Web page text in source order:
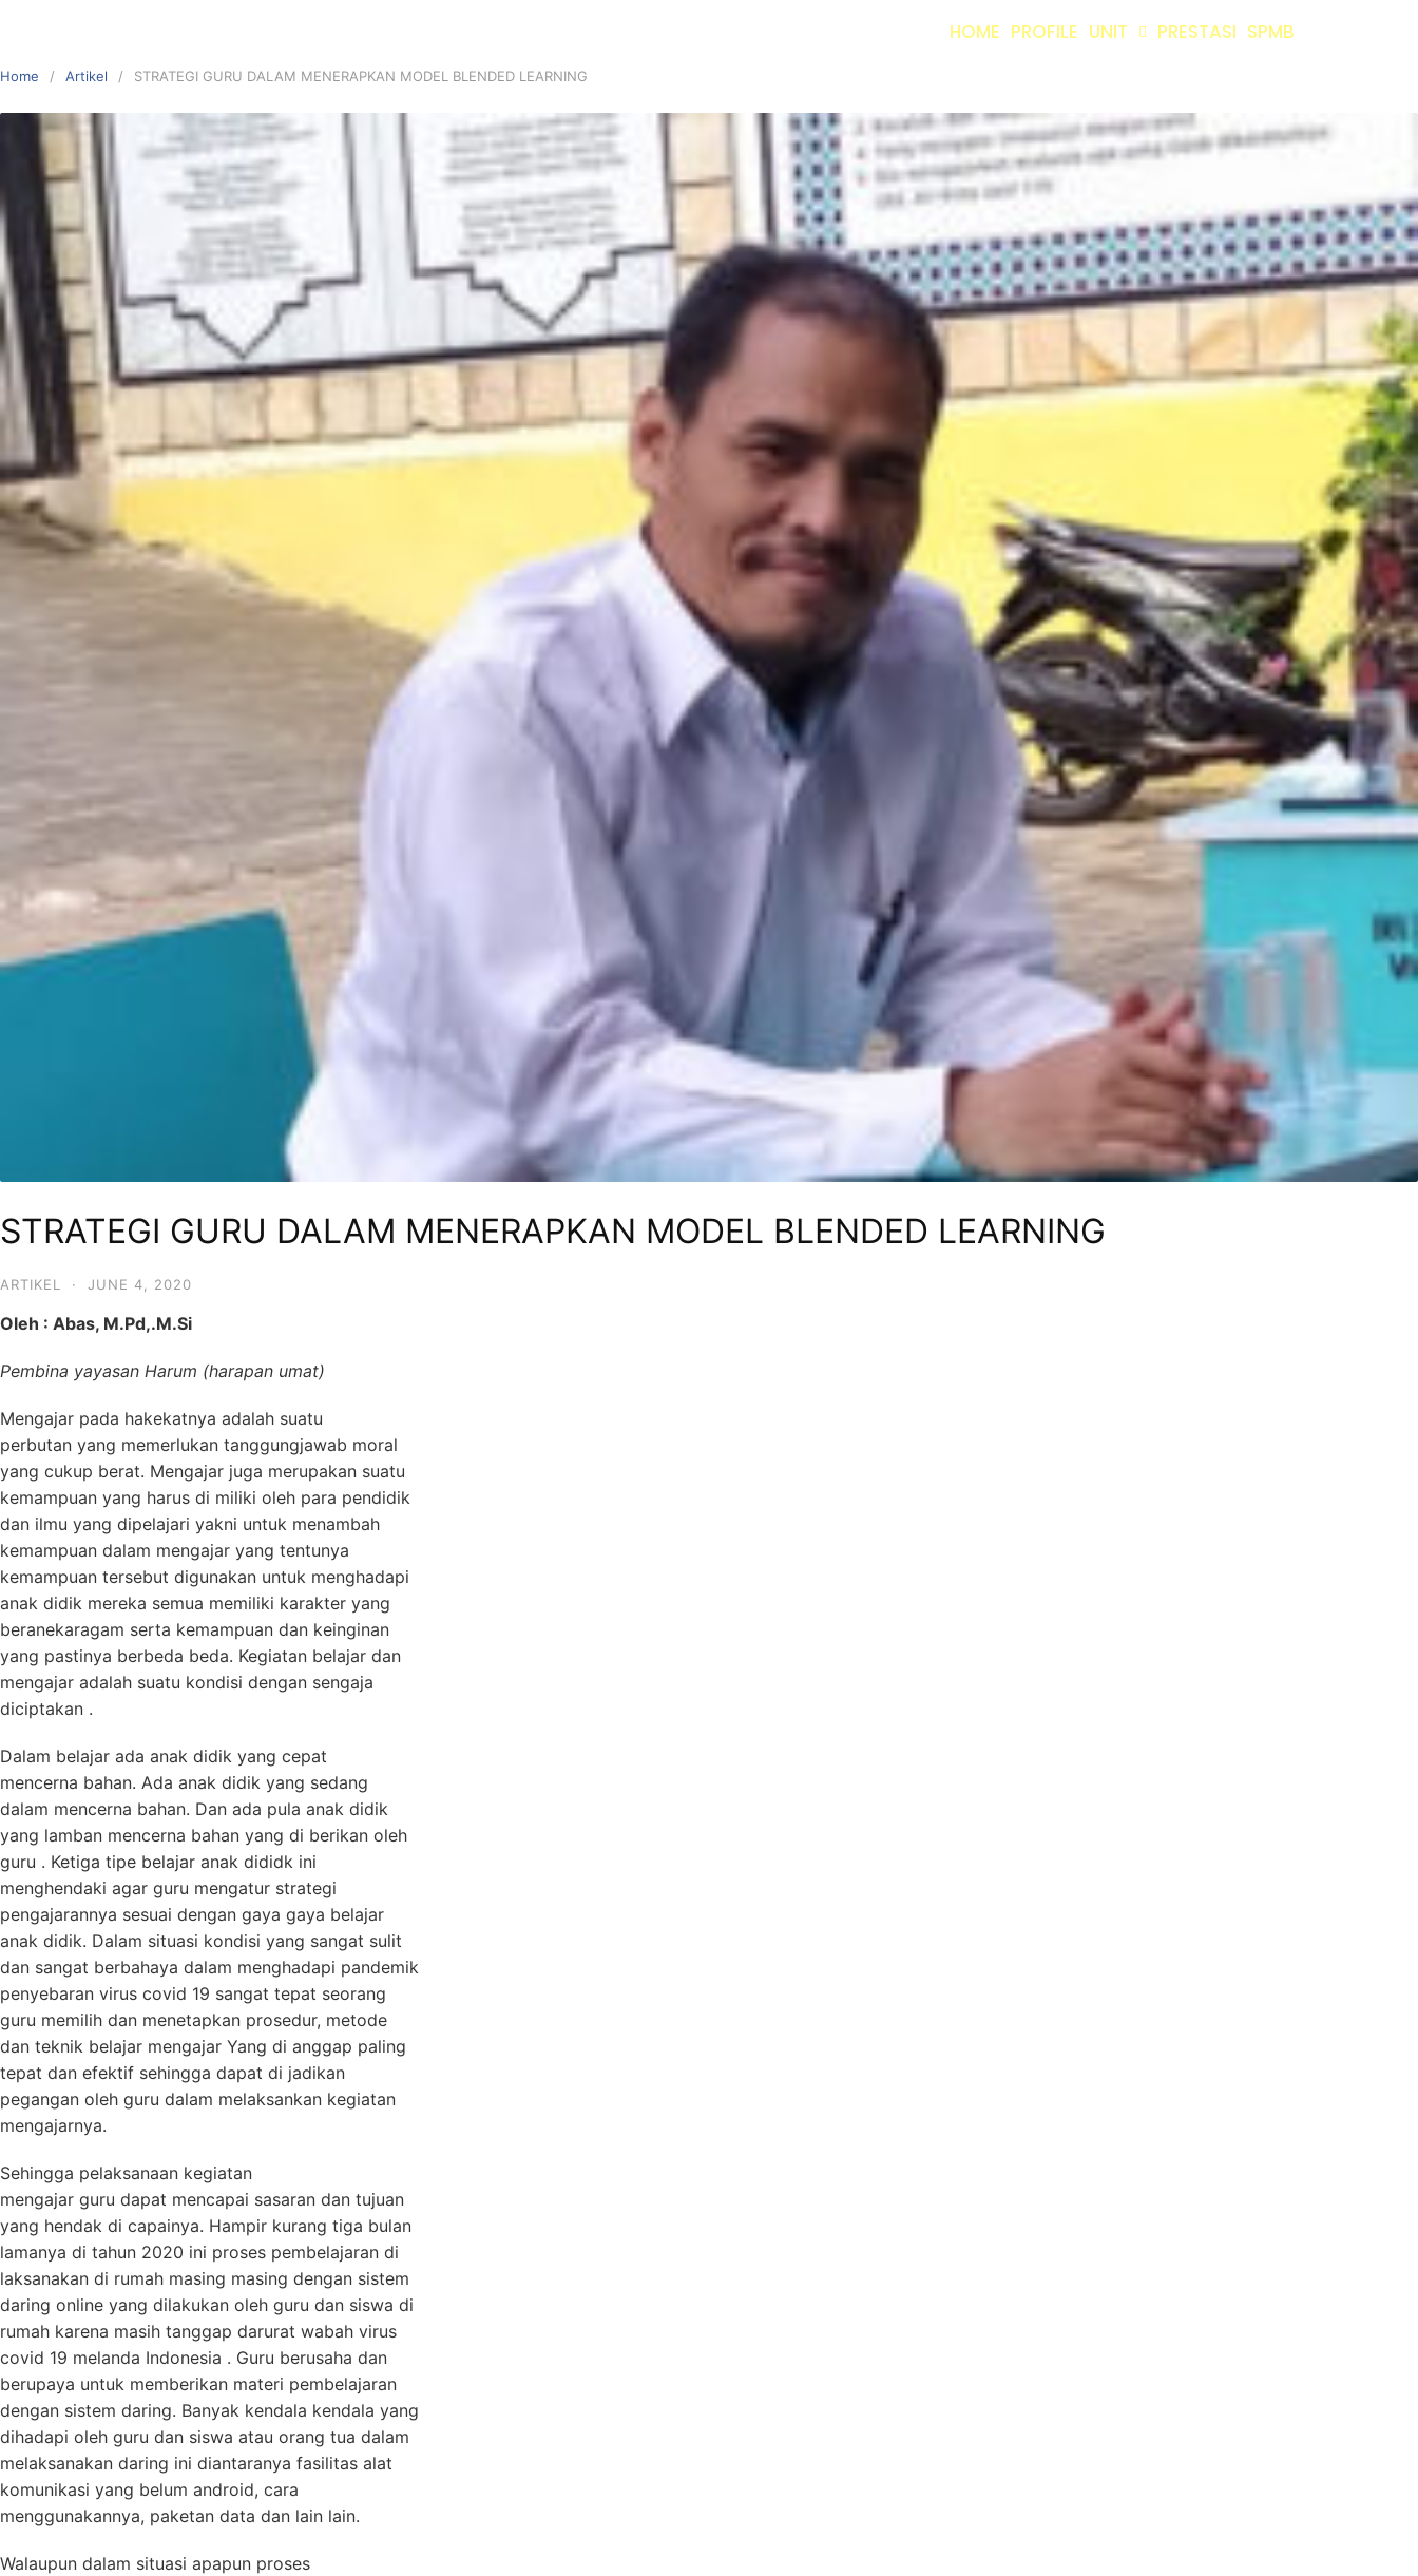
HOME PROFILE UNIT PRESTASI SPMB
Home Artikel STRATEGI GURU DALAM MENERAPKAN MODEL BLENDED LEARNING
STRATEGI GURU DALAM MENERAPKAN MODEL BLENDED LEARNING
ARTIKEL · JUNE 4, 2020
Oleh : Abas, M.Pd,.M.Si
Pembina yayasan Harum (harapan umat)
Mengajar pada hakekatnya adalah suatu
perbutan yang memerlukan tanggungjawab moral
yang cukup berat. Mengajar juga merupakan suatu
kemampuan yang harus di miliki oleh para pendidik
dan ilmu yang dipelajari yakni untuk menambah
kemampuan dalam mengajar yang tentunya
kemampuan tersebut digunakan untuk menghadapi
anak didik mereka semua memiliki karakter yang
beranekaragam serta kemampuan dan keinginan
yang pastinya berbeda beda. Kegiatan belajar dan
mengajar adalah suatu kondisi dengan sengaja
diciptakan .
Dalam belajar ada anak didik yang cepat
mencerna bahan. Ada anak didik yang sedang
dalam mencerna bahan. Dan ada pula anak didik
yang lamban mencerna bahan yang di berikan oleh
guru . Ketiga tipe belajar anak dididk ini
menghendaki agar guru mengatur strategi
pengajarannya sesuai dengan gaya gaya belajar
anak didik. Dalam situasi kondisi yang sangat sulit
dan sangat berbahaya dalam menghadapi pandemik
penyebaran virus covid 19 sangat tepat seorang
guru memilih dan menetapkan prosedur, metode
dan teknik belajar mengajar Yang di anggap paling
tepat dan efektif sehingga dapat di jadikan
pegangan oleh guru dalam melaksankan kegiatan
mengajarnya.
Sehingga pelaksanaan kegiatan
mengajar guru dapat mencapai sasaran dan tujuan
yang hendak di capainya. Hampir kurang tiga bulan
lamanya di tahun 2020 ini proses pembelajaran di
laksanakan di rumah masing masing dengan sistem
daring online yang dilakukan oleh guru dan siswa di
rumah karena masih tanggap darurat wabah virus
covid 19 melanda Indonesia . Guru berusaha dan
berupaya untuk memberikan materi pembelajaran
dengan sistem daring. Banyak kendala kendala yang
dihadapi oleh guru dan siswa atau orang tua dalam
melaksanakan daring ini diantaranya fasilitas alat
komunikasi yang belum android, cara
menggunakannya, paketan data dan lain lain.
Walaupun dalam situasi apapun proses